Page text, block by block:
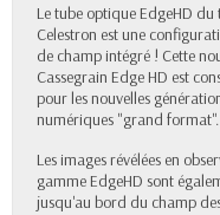
Le tube optique EdgeHD du
Celestron est une
de champ intégré ! Cette
Cassegrain Edge HD est
pour les nouvelles
numériques "grand format".
Les images révélées en
gamme EdgeHD sont
jusqu'au bord du champ